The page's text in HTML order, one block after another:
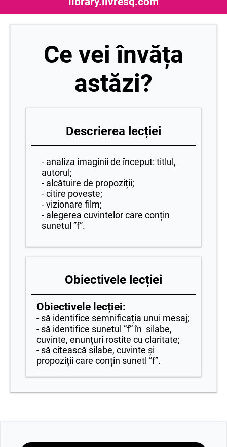
Ce vei învăța
astăzi?
Descrierea lecției
- analiza imaginii de început: titlul,
autorul;
- alcătuire de propoziții;
- citire poveste;
- vizionare film;
- alegerea cuvintelor care conțin
sunetul ”f”.
Obiectivele lecției
Obiectivele lecției:
- să identifice semnificația unui mesaj;
- să identifice sunetul ”f” în silabe,
cuvinte, enunțuri rostite cu claritate;
- să citească silabe, cuvinte și
propoziții care conțin sunetl ”f”.